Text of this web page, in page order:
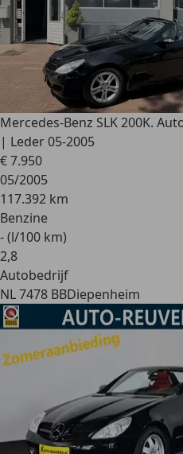
Mercedes-Benz SLK 200K.
| Leder 05-2005
€ 7.950
05/2005
117.392 km
Benzine
- (l/100 km)
2,8
Autobedrijf
NL 7478 BBDiepenheim